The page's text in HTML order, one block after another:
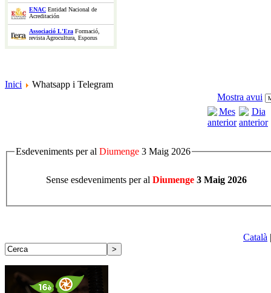
ENAC Entidad Nacional de
Acreditación
Associació L'Era Formació,
revista Agrocultura, Esporus
Inici
Whatsapp i Telegram
Mostra avui
Esdeveniments per al Diumenge 3 Maig 2026
Sense esdeveniments per al Diumenge 3 Maig 2026
Català